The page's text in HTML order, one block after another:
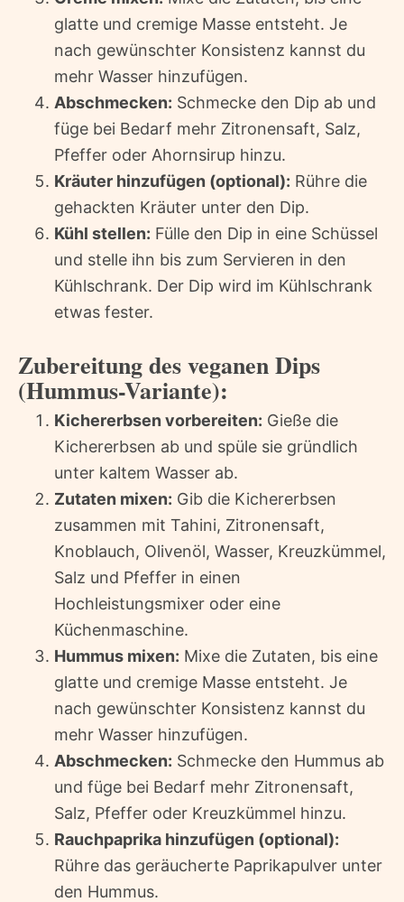
glatte und cremige Masse entsteht. Je
nach gewünschter Konsistenz kannst du
mehr Wasser hinzufügen.
Abschmecken: Schmecke den Dip ab und
füge bei Bedarf mehr Zitronensaft, Salz,
Pfeffer oder Ahornsirup hinzu.
Kräuter hinzufügen (optional): Rühre die
gehackten Kräuter unter den Dip.
Kühl stellen: Fülle den Dip in eine Schüssel
und stelle ihn bis zum Servieren in den
Kühlschrank. Der Dip wird im Kühlschrank
etwas fester.
Zubereitung des veganen Dips
(Hummus-Variante):
Kichererbsen vorbereiten: Gieße die
Kichererbsen ab und spüle sie gründlich
unter kaltem Wasser ab.
Zutaten mixen: Gib die Kichererbsen
zusammen mit Tahini, Zitronensaft,
Knoblauch, Olivenöl, Wasser, Kreuzkümmel,
Salz und Pfeffer in einen
Hochleistungsmixer oder eine
Küchenmaschine.
Hummus mixen: Mixe die Zutaten, bis eine
glatte und cremige Masse entsteht. Je
nach gewünschter Konsistenz kannst du
mehr Wasser hinzufügen.
Abschmecken: Schmecke den Hummus ab
und füge bei Bedarf mehr Zitronensaft,
Salz, Pfeffer oder Kreuzkümmel hinzu.
Rauchpaprika hinzufügen (optional):
Rühre das geräucherte Paprikapulver unter
den Hummus.